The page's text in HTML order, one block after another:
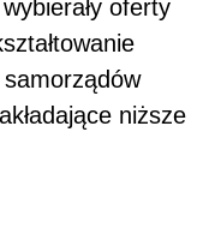
oferty
niższe